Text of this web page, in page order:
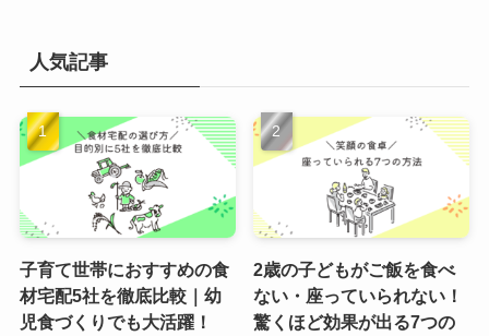
人気記事
子育て世帯におすすめの食
材宅配5社を徹底比較｜幼
児食づくりでも大活躍！
2歳の子どもがご飯を食べ
ない・座っていられない！
驚くほど効果が出る7つの